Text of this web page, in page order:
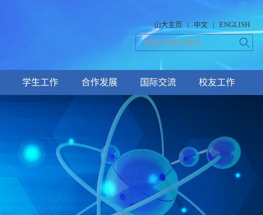
山大主页 中文 ENGLISH
学生工作 合作发展 国际交流 校友工作